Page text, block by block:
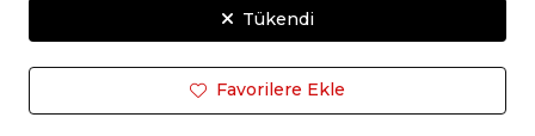
Tükendi
Favorilere Ekle